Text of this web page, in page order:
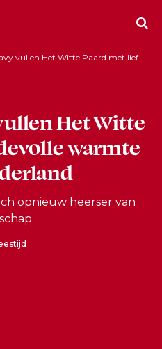
Het Witte Paard met liefdevolle warmte in Winter Wonderland
Het Witte
warmte
opnieuw heerser van